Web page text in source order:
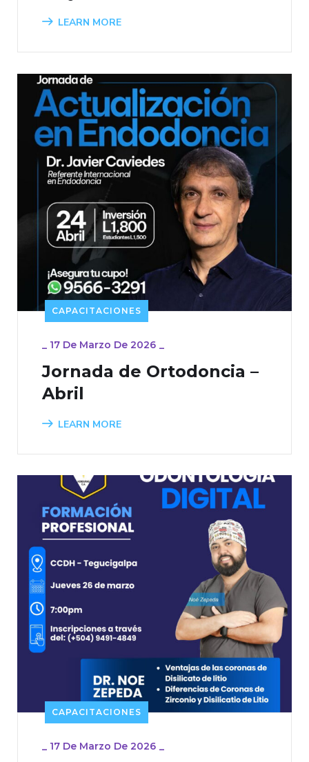
LEARN MORE
CAPACITACIONES
_ 17 De Marzo De 2026 _
Jornada de Ortodoncia –
Abril
LEARN MORE
CAPACITACIONES
_ 17 De Marzo De 2026 _